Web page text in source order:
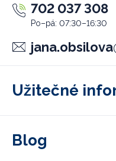
jana.obsilova
702 037 308
Užitečné
Blog